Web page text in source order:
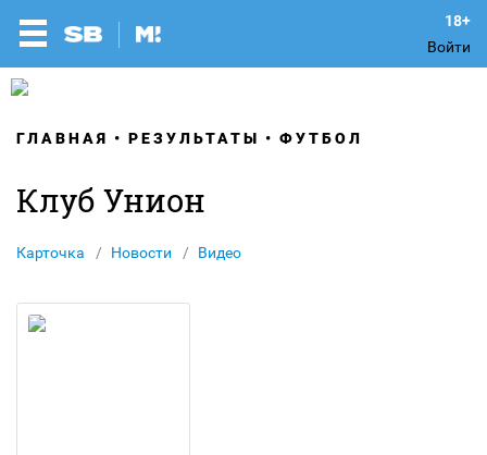
Войти
ГЛАВНАЯ РЕЗУЛЬТАТЫ ФУТБОЛ
Клуб Унион
Карточка Новости Видео